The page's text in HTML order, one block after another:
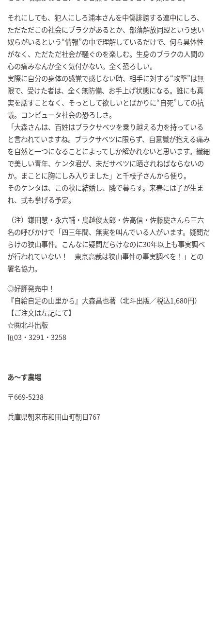
それにしても、犯人にしろ浦本さんを中傷誹謗する連中にしろ、
ただただこの社会にブラクがあるとか、部落解放同盟という悪い
奴らがいるという“情報”の中で理解しているだけで、何ら具体性
がなく、ただただ社会が騒ぐのを楽しむ。生身のブラクの人間の
心の痛みなんか全く気付かない。全く恐ろしい。
実際に自分の身体の感覚で感じない時、相手に対する“攻撃”は無
限で、受けた者は、全く無防備、お手上げ状態になる。誰にも真
実を話すことなく、そっとして欲しいとばかりに“自死”しての抗
議。コンピュータ社会の恐ろしさ。
「大森さんは、百姓はブラクサベツを乗り越える力を持っている
と言われていますね。ブラクサベツに限らず、自意識が抱える痛み
を自然と一つになることによってしか解かれないと思います。繊細
で美しい青年、ケンタ君が、未だサベツに晒されねばならないの
か。まことに胸にしみ入りました」と千枝子さんから便り。
そのケンタは、この秋に結婚し、隣で暮らす。来春には子が生ま
れ、式も挙げる予定。
（注）鎌田慧・永六輔・鳥越俊太郎・佐高信・佐藤慶さんら三六
名の呼びかけで「四三年間、無実を叫んでいる人がいます。疑問だ
らけの狭山事件。こんなに疑問だらけなのに30年以上も事実調べ
が行われていない！ 東京高裁は狭山事件の事実調べを！」との
署名協力。
◎好評発売中！
『自給自足の山里から』大森昌也著（北斗出版／税込1,680円）
【ご注文は左記にて】
☆㈱北斗出版
℡03・3291・3258
あ～す農場
〒669-5238
兵庫県朝来市和田山町朝日767